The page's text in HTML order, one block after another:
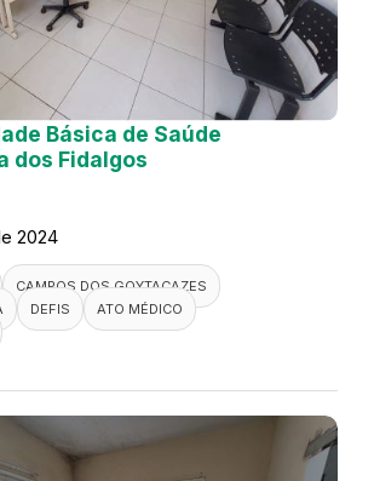
Básica de Saúde
dos Fidalgos
2024
CAMPOS DOS GOYTACAZES
DEFIS
ATO MÉDICO